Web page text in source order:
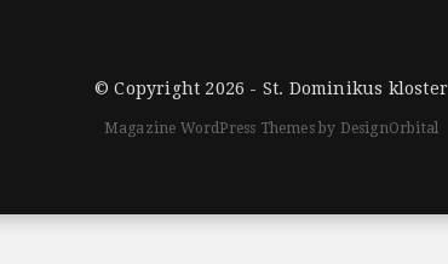
© Copyright 2026 - St. Dominikus kloster
Magazine WordPress Themesby DesignOrbital